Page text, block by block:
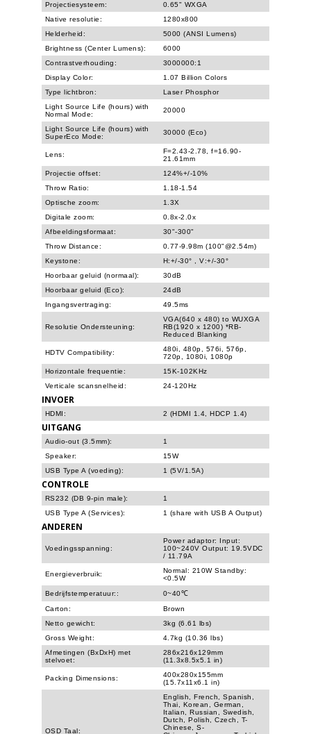
Projectiesysteem:
0.65" WXGA
Native resolutie:
1280x800
Helderheid:
5000 (ANSI Lumens)
Brightness (Center Lumens):
6000
Contrastverhouding:
3000000:1
Display Color:
1.07 Billion Colors
Type lichtbron:
Laser Phosphor
Light Source Life (hours) with
Normal Mode:
20000
Light Source Life (hours) with
SuperEco Mode:
30000 (Eco)
Lens:
F=2.43-2.78, f=16.90-
21.61mm
Projectie offset:
124%+/-10%
Throw Ratio:
1.18-1.54
Optische zoom:
1.3X
Digitale zoom:
0.8x-2.0x
Afbeeldingsformaat:
30"-300"
Throw Distance:
0.77-9.98m (100"@2.54m)
Keystone:
H:+/-30° , V:+/-30°
Hoorbaar geluid (normaal):
30dB
Hoorbaar geluid (Eco):
24dB
Ingangsvertraging:
49.5ms
Resolutie Ondersteuning:
VGA(640 x 480) to WUXGA
RB(1920 x 1200) *RB-
Reduced Blanking
HDTV Compatibility:
480i, 480p, 576i, 576p,
720p, 1080i, 1080p
Horizontale frequentie:
15K-102KHz
Verticale scansnelheid:
24-120Hz
INVOER
HDMI: 2 (HDMI 1.4, HDCP 1.4)
UITGANG
Audio-out (3.5mm):
1
Speaker:
15W
USB Type A (voeding):
1 (5V/1.5A)
CONTROLE
RS232 (DB 9-pin male):
1
USB Type A (Services):
1 (share with USB A Output)
ANDEREN
Voedingsspanning:
Power adaptor: Input:
100~240V Output: 19.5VDC
/ 11.79A
Energieverbruik:
Normal: 210W Standby:
<0.5W
Bedrijfstemperatuur::
0~40℃
Carton:
Brown
Netto gewicht:
3kg (6.61 lbs)
Gross Weight:
4.7kg (10.36 lbs)
Afmetingen (BxDxH) met
stelvoet:
286x216x129mm
(11.3x8.5x5.1 in)
Packing Dimensions:
400x280x155mm
(15.7x11x6.1 in)
OSD Taal:
English, French, Spanish,
Thai, Korean, German,
Italian, Russian, Swedish,
Dutch, Polish, Czech, T-
Chinese, S-